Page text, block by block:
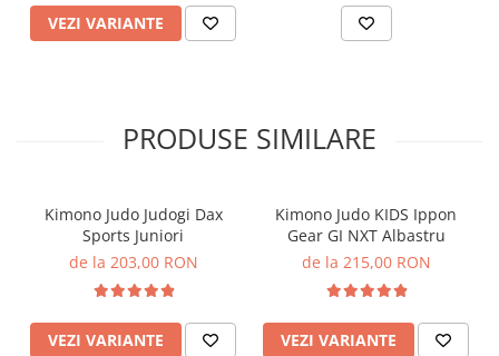
VEZI VARIANTE
PRODUSE SIMILARE
Kimono Judo Judogi Dax
Sports Juniori
de la 203,00 RON
VEZI VARIANTE
Kimono Judo KIDS Ippon
Gear GI NXT Albastru
de la 215,00 RON
VEZI VARIANTE